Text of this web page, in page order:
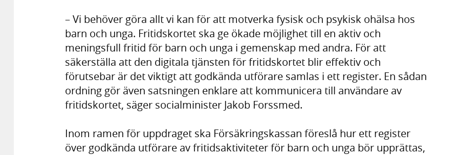
– Vi behöver göra allt vi kan för att motverka fysisk och psykisk ohälsa hos
barn och unga. Fritidskortet ska ge ökade möjlighet till en aktiv och
meningsfull fritid för barn och unga i gemenskap med andra. För att
säkerställa att den digitala tjänsten för fritidskortet blir effektiv och
förutsebar är det viktigt att godkända utförare samlas i ett register. En sådan
ordning gör även satsningen enklare att kommunicera till användare av
fritidskortet, säger socialminister Jakob Forssmed.
Inom ramen för uppdraget ska Försäkringskassan föreslå hur ett register
över godkända utförare av fritidsaktiviteter för barn och unga bör upprättas,